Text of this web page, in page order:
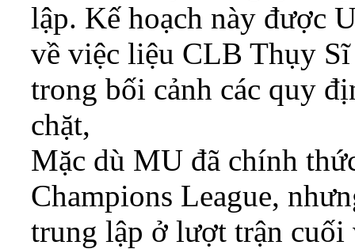
lập. Kế hoạch này được
về việc liệu CLB Thụy
trong bối cảnh các quy
chặt,
Mặc dù MU đã chính
Champions League,
trung lập ở lượt trận cuối